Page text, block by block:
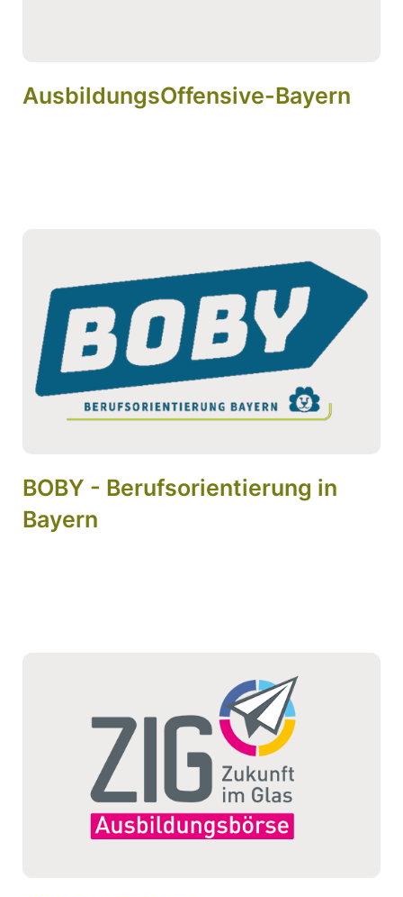
AusbildungsOffensive-Bayern
BOBY - Berufsorientierung in
Bayern